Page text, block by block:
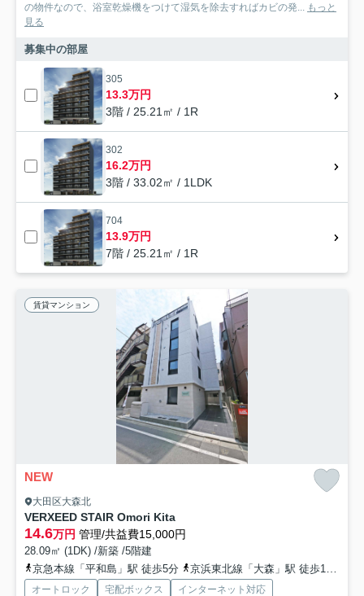
の物件なので、浴室乾燥機をつけて湿気を除去すればカビの発...
もっと
見る
募集中の部屋
305
13.3万円
3階 / 25.21㎡ / 1R
302
16.2万円
3階 / 33.02㎡ / 1LDK
704
13.9万円
7階 / 25.21㎡ / 1R
賃貸マンション
NEW
大田区大森北
VERXEED STAIR Omori Kita
14.6万円 管理/共益費15,000円
28.09㎡ (1DK) /新築 /5階建
京急本線「平和島」駅 徒歩5分
京浜東北線「大森」駅 徒歩16分
オートロック 宅配ボックス
インターネット対応